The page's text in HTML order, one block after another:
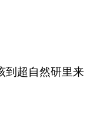
到超自然研里来